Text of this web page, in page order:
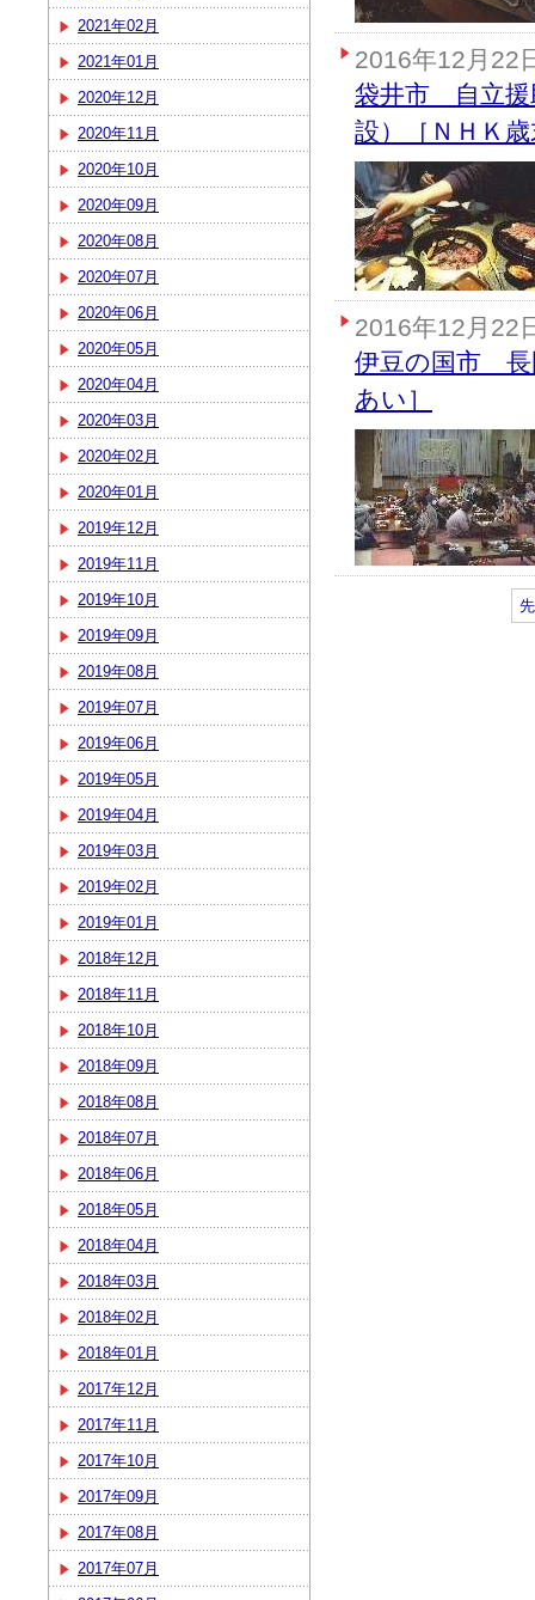
2021年02月
2021年01月
2020年12月
2020年11月
2020年10月
2020年09月
2020年08月
2020年07月
2020年06月
2020年05月
2020年04月
2020年03月
2020年02月
2020年01月
2019年12月
2019年11月
2019年10月
2019年09月
2019年08月
2019年07月
2019年06月
2019年05月
2019年04月
2019年03月
2019年02月
2019年01月
2018年12月
2018年11月
2018年10月
2018年09月
2018年08月
2018年07月
2018年06月
2018年05月
2018年04月
2018年03月
2018年02月
2018年01月
2017年12月
2017年11月
2017年10月
2017年09月
2017年08月
2017年07月
2016年12月22
袋井市 自立援
設）［ＮＨＫ
2016年12月22
伊豆の国市 長
あい］